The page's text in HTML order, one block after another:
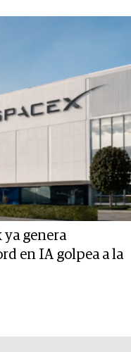
ya genera
en IA golpea a la